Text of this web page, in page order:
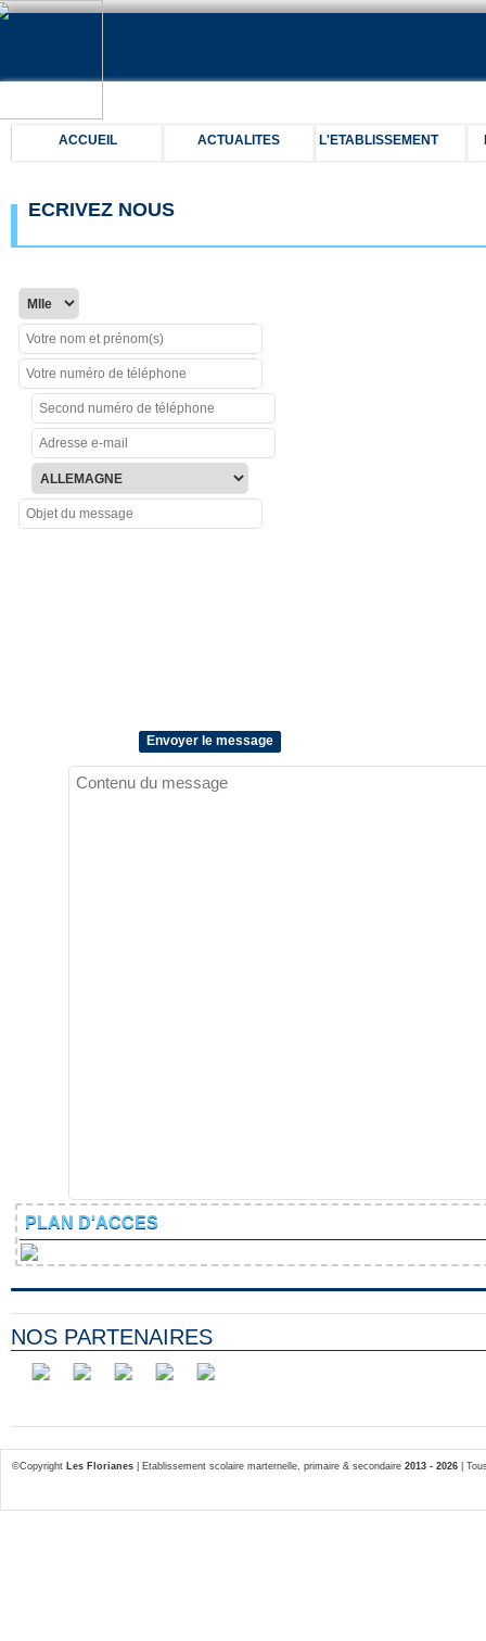
ACCUEIL ACTUALITES L'ETABLISSEMENT
ECRIVEZ NOUS
PLAN D'ACCES
NOS PARTENAIRES
©Copyright Les Florianes | Etablissement scolaire marternelle, primaire & secondaire 2013 - 2026 |